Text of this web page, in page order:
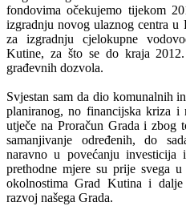
fondovima očekujemo tijekom
izgradnju novog ulaznog centra
za izgradnju cjelokupne
Kutine, za što se do kraja
građevnih dozvola.
Svjestan sam da dio komunalnih
planiranog, no financijska kriza i
utječe na Proračun Grada i zbog
samanjivanje određenih, do
naravno u povećanju investicija
prethodne mjere su prije svega
okolnostima Grad Kutina i
razvoj našega Grada.